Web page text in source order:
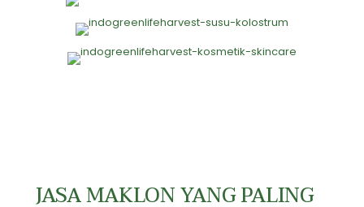
JASA MAKLON YANG PALING